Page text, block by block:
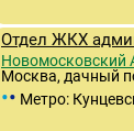
Отдел ЖКХ
Новомосковский
Москва, дачный
•• Метро: